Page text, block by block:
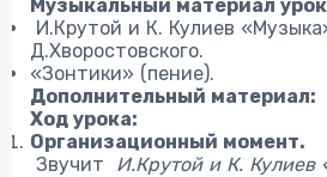
Музыкальный материал
И.Крутой и К. Кулиев
Д.Хворостовского.
«Зонтики» (пение).
Дополнительный материал:
Ход урока:
Организационный момент.
Звучит
И.Крутой и К. Кулиев